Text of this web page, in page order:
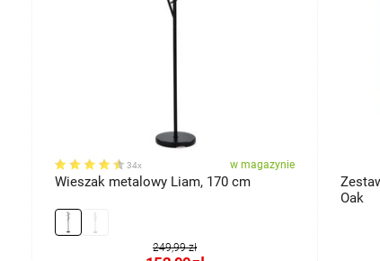
34x w magazynie
Wieszak metalowy Liam, 170 cm
249,99 zł
Oak